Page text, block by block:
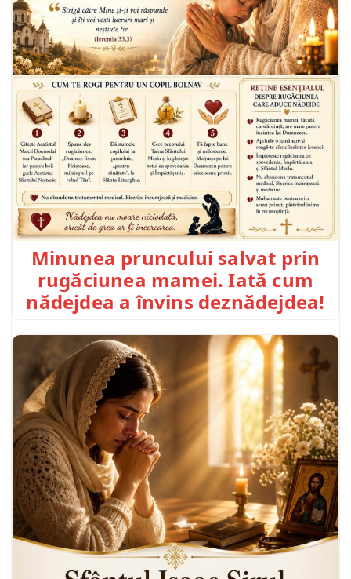
Minunea pruncului salvat prin
rugăciunea mamei. Iată cum
nădejdea a învins deznădejdea!